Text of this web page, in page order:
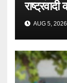
AUG 5, 2026